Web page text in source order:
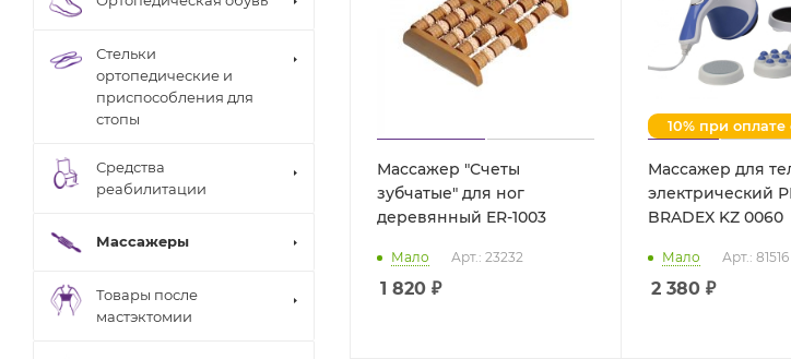
Массажер "Счеты
зубчатые" для ног
деревянный ER-1003
Мало Арт.: 23232
1 820 ₽
10% при
Массажер для
электрический
BRADEX KZ 0060
Мало Арт.: 81516
2 380 ₽
Стельки
ортопедические и
приспособления для
стопы
Средства
реабилитации
Массажеры
Товары после
мастэктомии